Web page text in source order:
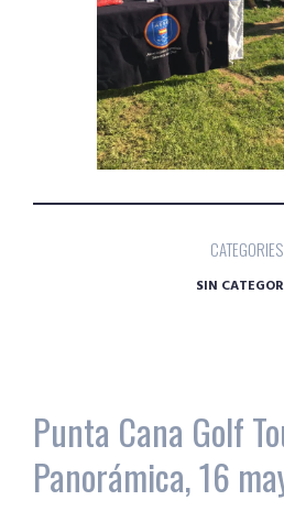
CATEGORIES
SIN
Punta Cana Golf
Panorámica, 16